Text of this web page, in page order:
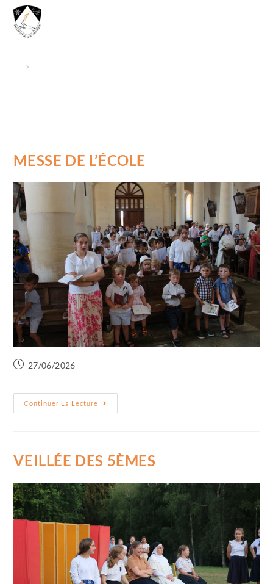
>
MESSE DE L’ÉCOLE
27/06/2026
Continuer La Lecture
VEILLÉE DES 5ÈMES